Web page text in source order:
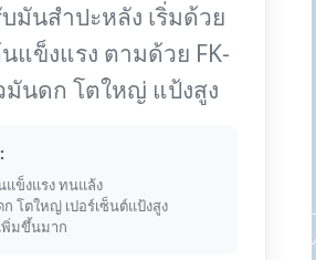
มันสำปะหลัง เริ่มด้วย
นแข็งแรง ตามด้วย FK-
มันดก โตใหญ่ แป้งสูง
นแข็งแรง ทนแล้ง
ก โตใหญ่ เปอร์เซ็นต์แป้งสูง
พิ่มขึ้นมาก